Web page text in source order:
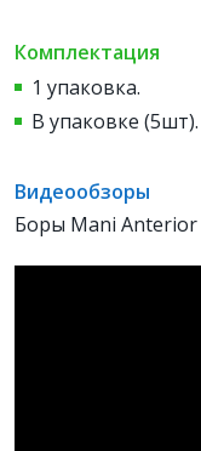
Комплектация
1 упаковка.
В упаковке (5шт).
Видеообзоры
Боры Mani